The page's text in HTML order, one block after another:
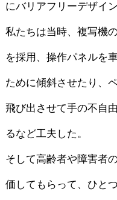
にバリアフリーデザイ
私たちは当時、複写機
を採用、操作パネルを
ために傾斜させたり、
飛び出させて手の不自
るなど工夫した。
そして高齢者や障害者
価してもらって、ひと